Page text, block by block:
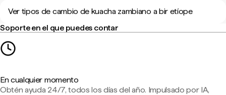
Ver tipos de cambio de kuacha zambiano a bir etíope
Soporte en el que puedes contar
En cualquier momento
Obtén ayuda 24/7, todos los días del año. Impulsado por IA,